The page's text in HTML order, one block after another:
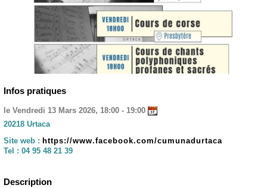
Infos pratiques
le Vendredi 13 Mars 2026, 18:00 - 19:00
20218 Urtaca
Site web : https://www.facebook.com/cumunadurtaca
Tel : 04 95 48 21 39
Description